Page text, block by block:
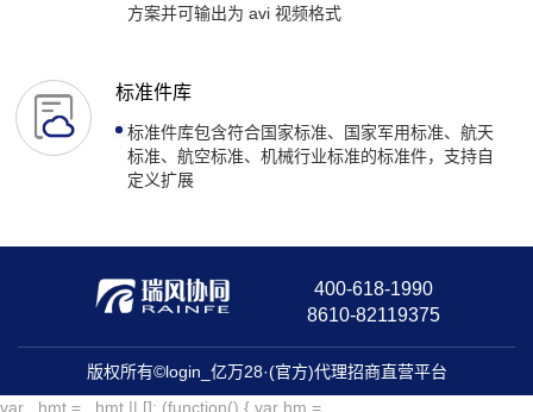
方案并可输出为 avi 视频格式
标准件库
标准件库包含符合国家标准、国家军用标准、航天
标准、航空标准、机械行业标准的标准件，支持自
定义扩展
400-618-1990
8610-82119375
版权所有©login_亿万28·(官方)代理招商直营平台
var _hmt = _hmt || []; (function() { var hm =